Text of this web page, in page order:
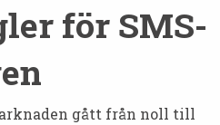
för SMS-
gått från noll till